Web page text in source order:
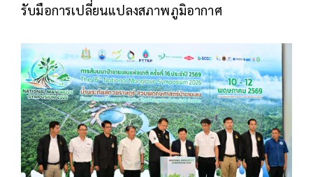
รับมือการเปลี่ยนแปลงสภาพภูมิอากาศ